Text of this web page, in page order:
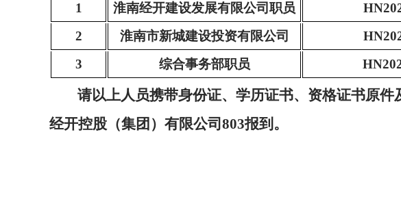
1 淮南经开建设发展有限公司职员
2
淮南市新城建设投资有限公司
3
综合事务部职员
请以上人员携带身份证、学历证书、资格证书原
经开控股（集团）有限公司803报到。